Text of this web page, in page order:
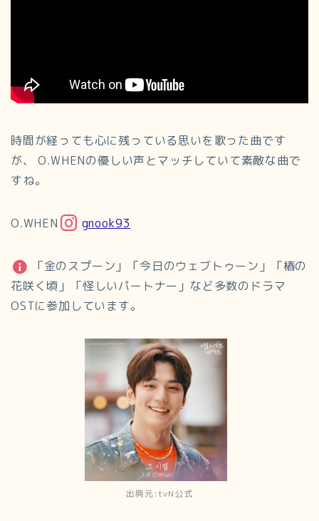
時間が経っても心に残っている思いを歌った曲です
が、 O.WHENの優しい声とマッチしていて素敵な曲で
すね。
O.WHEN gnook93
「金のスプーン」「今日のウェブトゥーン」「椿の
花咲く頃」「怪しいパートナー」など多数のドラマ
OSTに参加しています。
出典元:tvN公式